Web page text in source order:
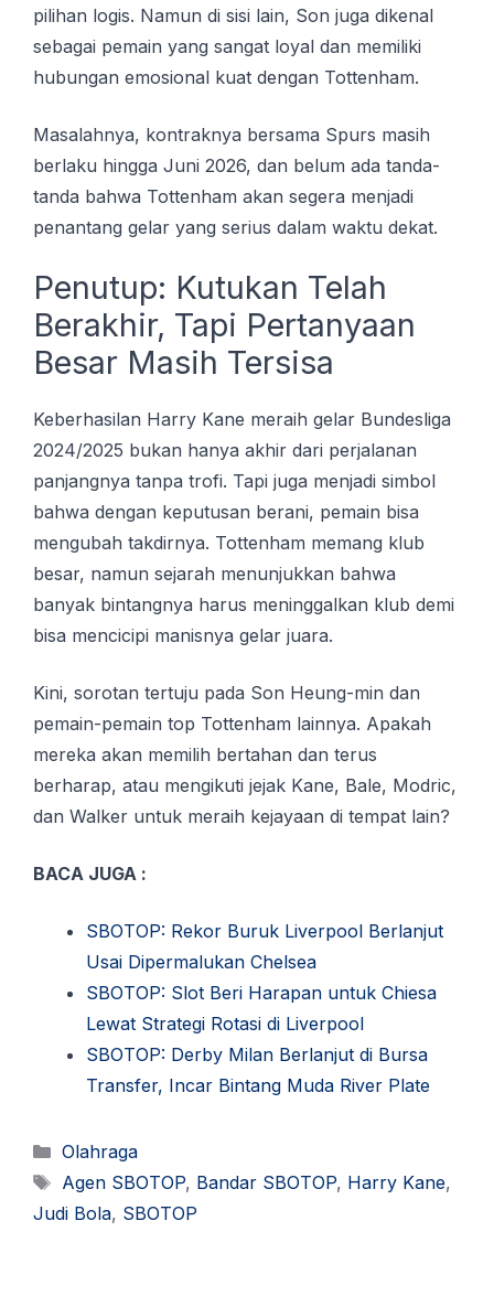
pilihan logis. Namun di sisi lain, Son juga dikenal
sebagai pemain yang sangat loyal dan memiliki
hubungan emosional kuat dengan Tottenham.
Masalahnya, kontraknya bersama Spurs masih
berlaku hingga Juni 2026, dan belum ada tanda-
tanda bahwa Tottenham akan segera menjadi
penantang gelar yang serius dalam waktu dekat.
Penutup: Kutukan Telah
Berakhir, Tapi Pertanyaan
Besar Masih Tersisa
Keberhasilan Harry Kane meraih gelar Bundesliga
2024/2025 bukan hanya akhir dari perjalanan
panjangnya tanpa trofi. Tapi juga menjadi simbol
bahwa dengan keputusan berani, pemain bisa
mengubah takdirnya. Tottenham memang klub
besar, namun sejarah menunjukkan bahwa
banyak bintangnya harus meninggalkan klub demi
bisa mencicipi manisnya gelar juara.
Kini, sorotan tertuju pada Son Heung-min dan
pemain-pemain top Tottenham lainnya. Apakah
mereka akan memilih bertahan dan terus
berharap, atau mengikuti jejak Kane, Bale, Modric,
dan Walker untuk meraih kejayaan di tempat lain?
BACA JUGA :
SBOTOP: Rekor Buruk Liverpool Berlanjut
Usai Dipermalukan Chelsea
SBOTOP: Slot Beri Harapan untuk Chiesa
Lewat Strategi Rotasi di Liverpool
SBOTOP: Derby Milan Berlanjut di Bursa
Transfer, Incar Bintang Muda River Plate
Kategori
Olahraga
Tag
Agen SBOTOP, Bandar SBOTOP, Harry Kane,
Judi Bola, SBOTOP